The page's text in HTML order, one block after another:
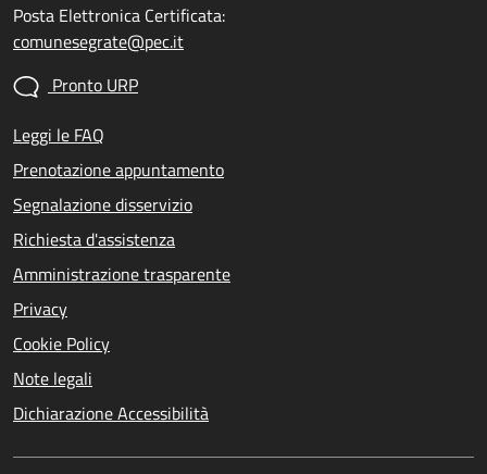
Posta Elettronica Certificata:
comunesegrate@pec.it
Pronto URP
Leggi le FAQ
Prenotazione appuntamento
Segnalazione disservizio
Richiesta d'assistenza
Amministrazione trasparente
Privacy
Cookie Policy
Note legali
Dichiarazione Accessibilità